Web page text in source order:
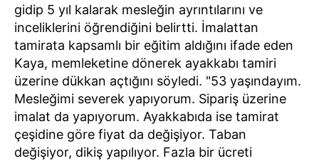
gidip 5 yıl kalarak mesleğin ayrıntılarını ve
inceliklerini öğrendiğini belirtti. İmalattan
tamirata kapsamlı bir eğitim aldığını ifade eden
Kaya, memleketine dönerek ayakkabı tamiri
üzerine dükkan açtığını söyledi. "53 yaşındayım.
Mesleğimi severek yapıyorum. Sipariş üzerine
imalat da yapıyorum. Ayakkabıda ise tamirat
çeşidine göre fiyat da değişiyor. Taban
değişiyor, dikiş yapılıyor. Fazla bir ücreti